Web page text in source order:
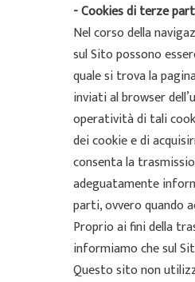
- Cookies di terze
Nel corso della
sul Sito possono
quale si trova la
inviati al browser
operatività di tali
dei cookie e di
consenta la
adeguatamente
parti, ovvero quando
Proprio ai fini della
informiamo che sul
Questo sito non